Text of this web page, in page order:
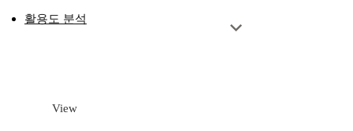
활용도 분석
View